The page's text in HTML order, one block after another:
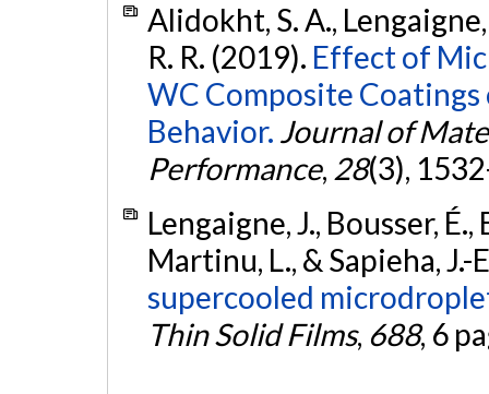
Alidokht, S. A., Lengaigne,
R. R. (2019). Effect of
WC Composite
Behavior. Journal of
Performance, 28(3),
Lengaigne, J., Bousser,
Martinu, L., & Sapieha, J.-
supercooled
Thin Solid Films, 688, 6